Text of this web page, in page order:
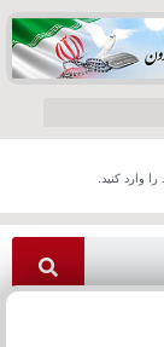
وارد کنید.